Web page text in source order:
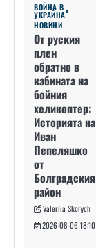
ВОЙНА В
УКРАЙНА
НОВИНИ
От руския
плен
обратно в
кабината на
бойния
хеликоптер:
Историята на
Иван
Пепеляшко
от
Болградския
район
Valeriia Skorych
2026-08-06 18:10